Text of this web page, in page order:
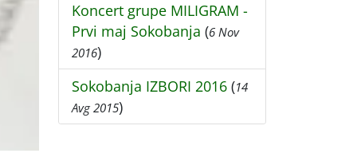
Koncert grupe MILIGRAM -
Prvi maj Sokobanja (6 Nov
2016)
Sokobanja IZBORI 2016 (14
Avg 2015)